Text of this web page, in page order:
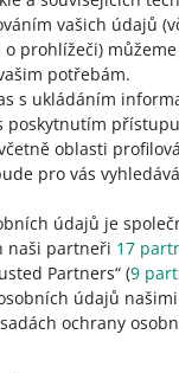
vašich údajů
prohlížeči)
potřebám.
s ukládáním
poskytnutím
oblasti
pro vás
údajů je
naši partneři 17
Partners“ (9
údajů
ochrany
ve vašich nabídkách.
i v jiných